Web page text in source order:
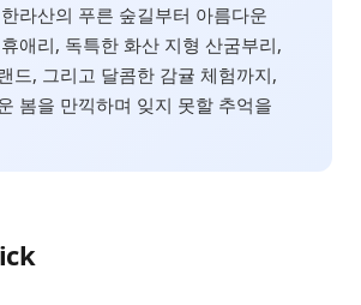
라산의 푸른 숲길부터 아름다운
애리, 독특한 화산 지형 산굼부리,
드, 그리고 달콤한 감귤 체험까지,
봄을 만끽하며 잊지 못할 추억을